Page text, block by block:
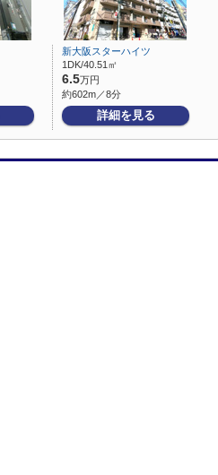
新大阪スターハイツ
1DK/40.51㎡
6.5万円
約602m／8分
詳細を見る